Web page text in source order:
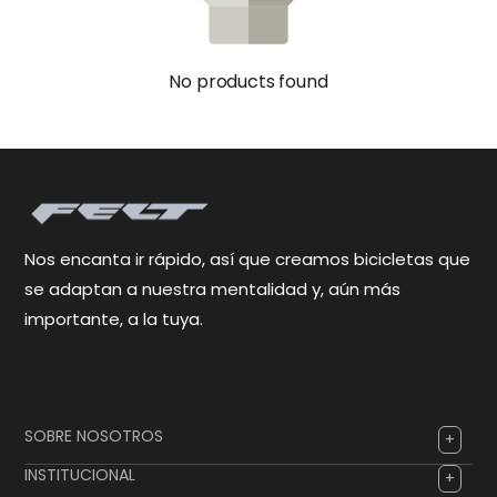
No products found
Nos encanta ir rápido, así que creamos bicicletas que
se adaptan a nuestra mentalidad y, aún más
importante, a la tuya.
SOBRE NOSOTROS
INSTITUCIONAL